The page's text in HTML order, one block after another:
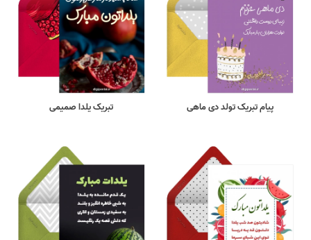
پیام تبریک تولد دی ماهی تبریک یلدا صمیمی